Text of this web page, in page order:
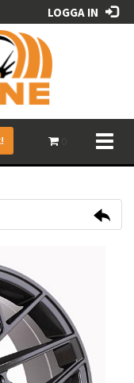
LOGGA IN